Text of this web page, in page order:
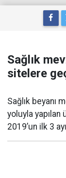
Sağlık
sitelere
Sağlık beyanı
yoluyla yapılan
2019’un ilk 3